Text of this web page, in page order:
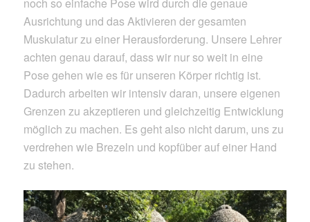
Ausrichtung und das Aktivieren der gesamten
Muskulatur zu einer Herausforderung. Unsere Lehrer
achten genau darauf, dass wir nur so weit in eine
Pose gehen wie es für unseren Körper richtig ist.
Dadurch arbeiten wir intensiv daran, unsere eigenen
Grenzen zu akzeptieren und gleichzeitig Entwicklung
möglich zu machen. Es geht also nicht darum, uns zu
verdrehen wie Brezeln und kopfüber auf einer Hand
zu stehen.